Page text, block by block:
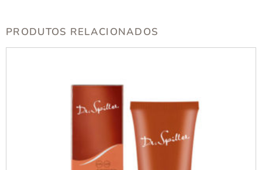
PRODUTOS RELACIONADOS